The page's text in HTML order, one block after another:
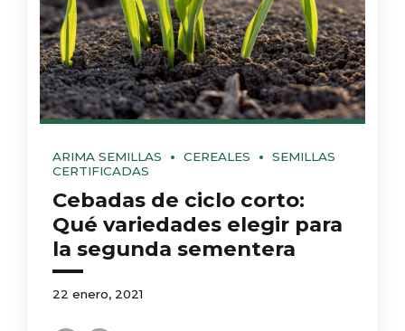
ARIMA SEMILLAS CEREALES
SEMILLAS
CERTIFICADAS
Cebadas de ciclo corto:
Qué variedades elegir para
la segunda sementera
22 enero, 2021